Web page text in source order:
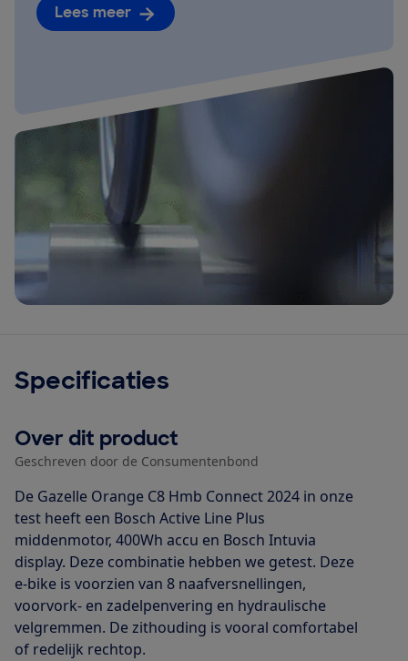
Lees meer
Specificaties
Over dit product
Geschreven door de Consumentenbond
De Gazelle Orange C8 Hmb Connect 2024 in onze
test heeft een Bosch Active Line Plus
middenmotor, 400Wh accu en Bosch Intuvia
display. Deze combinatie hebben we getest. Deze
e-bike is voorzien van 8 naafversnellingen,
voorvork- en zadelpenvering en hydraulische
velgremmen. De zithouding is vooral comfortabel
of redelijk rechtop.